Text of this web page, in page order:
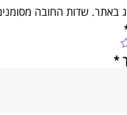
באתר. שדות החובה
*